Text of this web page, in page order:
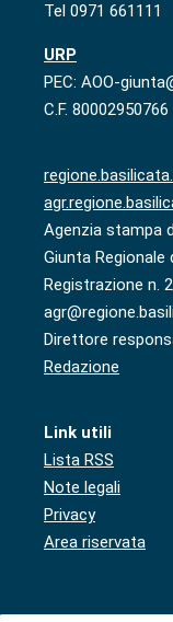
Tel 0971 661111
URP
PEC: AOO-
C.F. 80002950766
Agenzia stampa
Giunta Regionale
Registrazione n.
Direttore
Redazione
Link utili
Lista RSS
Note legali
Privacy
Area riservata